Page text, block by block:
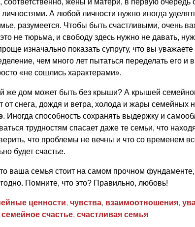
личностями. А любой личности нужно иногда
разумеется. Чтобы быть счастливыми, очень
не тюрьма, и свободу здесь нужно не давать,
изначально показать супругу, что вы
чем много лет пытаться переделать его и
«не сошлись характерами».
же дом может быть без крыши? А крышей
от снега, дождя и ветра, холода и жары семейных
. Иногда способность сохранять выдержку и
трудностям спасает даже те семьи, что
что проблемы не вечны и что со временем
будет счастье.
ваша семья стоит на самом прочном
Помните, что это? Правильно, любовь!
ценности, чувства, взаимоотношения,
семейное счастье, счастливая семья